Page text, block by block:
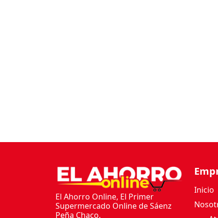
El Ahorro Online, El Primer
Supermercado Online de Sáenz
Peña Chaco.
Inicio